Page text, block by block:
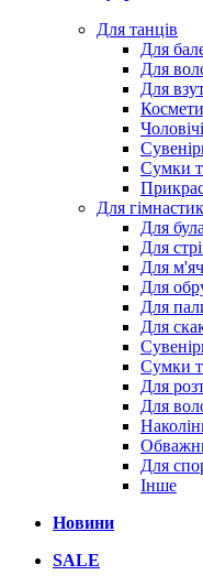
Для танців
Для
Для
Для
Чоловічі
Сумки
Для
Для
Для
Для
Для
Для
Для
Сумки
Для
Для
Для
Інше
Новини
SALE